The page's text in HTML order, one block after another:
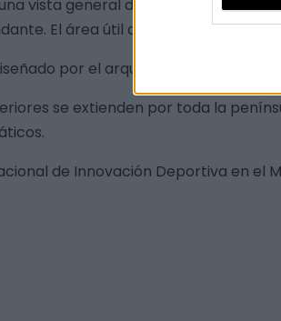
vista general de todas las
El área útil del edificio es de
por el arquitecto extremeño
se extienden por toda la
de Innovación Deportiva en el